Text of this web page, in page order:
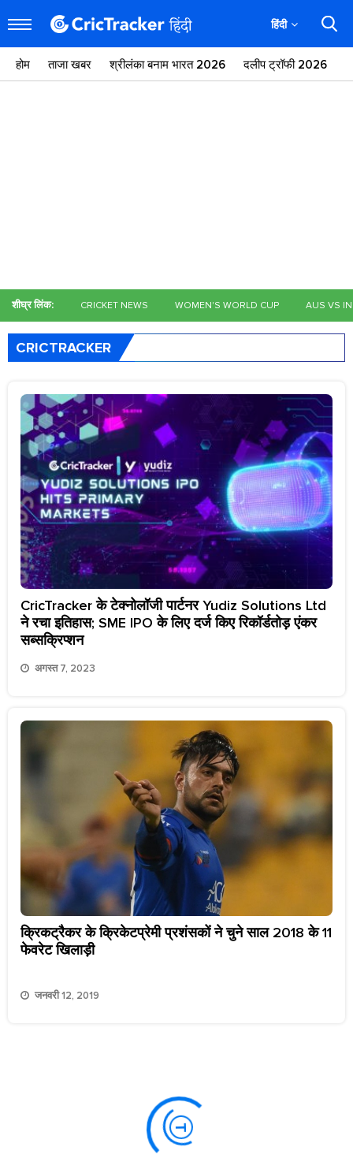
हिंदी
होम ताजा खबर श्रीलंका बनाम भारत 2026 दलीप ट्रॉफी 2026
शीघ्र लिंक: CRICKET NEWS WOMEN'S WORLD CUP AUS VS
CRICTRACKER
CricTracker के टेक्नोलॉजी पार्टनर Yudiz Solutions Ltd
ने रचा इतिहास; SME IPO के लिए दर्ज किए रिकॉर्डतोड़ एंकर
सब्सक्रिप्शन
अगस्त 7, 2023
क्रिकट्रैकर के क्रिकेटप्रेमी प्रशंसकों ने चुने साल 2018 के 11
फेवरेट खिलाड़ी
जनवरी 12, 2019